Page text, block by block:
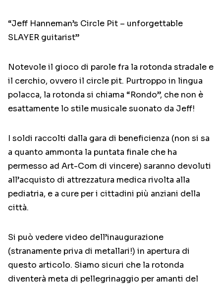
“Jeff Hanneman’s Circle Pit – unforgettable
SLAYER guitarist”
Notevole il gioco di parole fra la rotonda stradale e
il cerchio, ovvero il circle pit. Purtroppo in lingua
polacca, la rotonda si chiama “Rondo”, che non è
esattamente lo stile musicale suonato da Jeff!
I soldi raccolti dalla gara di beneficienza (non si sa
a quanto ammonta la puntata finale che ha
permesso ad Art-Com di vincere) saranno devoluti
all’acquisto di attrezzatura medica rivolta alla
pediatria, e a cure per i cittadini più anziani della
città.
Si può vedere video dell’inaugurazione
(stranamente priva di metallari!) in apertura di
questo articolo. Siamo sicuri che la rotonda
diventerà meta di pellegrinaggio per amanti del